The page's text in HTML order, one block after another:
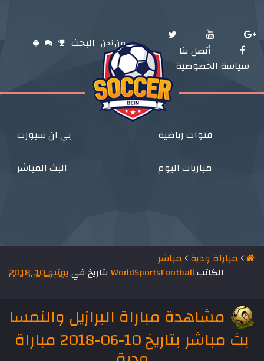
البحث من نحن
أتصل بنا
سياسة الخصوصية
بي ان سبورت
البث المباشر
قنوات رياضية
مباريات اليوم
مباراة ودية مباشر
الكاتبWorldSportsFootballبتاريخ فييونيو 10, 2018
مشاهدة مباراة البرازيل والنمسا
بث مباشر بتاريخ 10-06-2018 مباراة